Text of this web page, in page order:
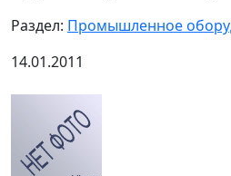
Раздел: Промышленное
14.01.2011